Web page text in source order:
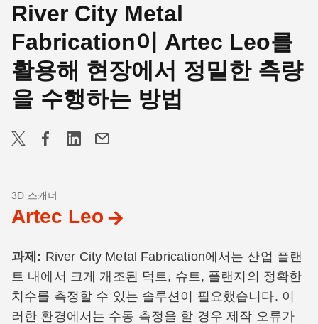
River City Metal
Fabrication이 Artec Leo를
활용해 현장에서 정밀한 측량
을 수행하는 방법
3D 스캐너
Artec Leo
과제: River City Metal Fabrication에서는 산업 플랜
트 내에서 크게 개조된 덕트, 슈트, 플랜지의 정확한
치수를 측정할 수 있는 솔루션이 필요했습니다. 이
러한 환경에서는 수동 측정을 할 경우 제작 오류가